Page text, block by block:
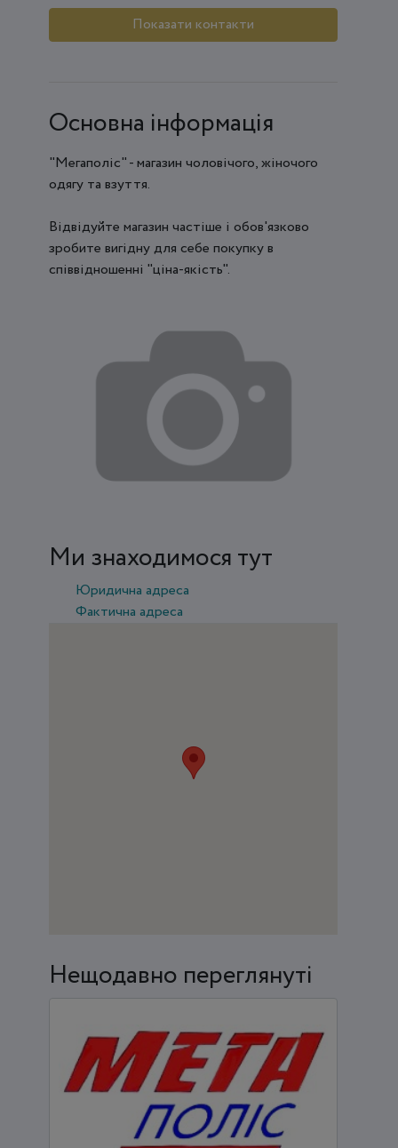
Показати контакти
Основна інформація
"Мегаполіс" - магазин чоловічого, жіночого
одягу та взуття.
Відвідуйте магазин частіше і обов'язково
зробите вигідну для себе покупку в
співвідношенні "ціна-якість".
Ми знаходимося тут
Юридична адреса
Фактична адреса
Нещодавно переглянуті